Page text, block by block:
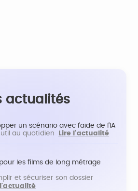
actualités
un scénario avec l'aide de l'IA
au quotidien
Lire l'actualité
les films de long métrage
et sécuriser son dossier
l'actualité